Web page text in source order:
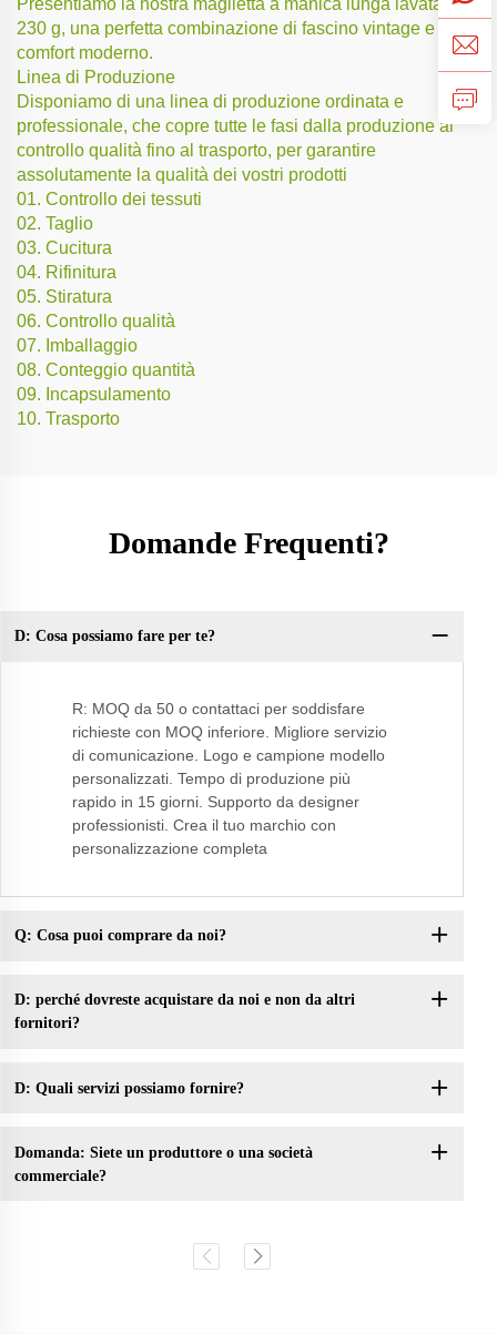
230 g, una perfetta combinazione di fascino vintage e
comfort moderno.
Linea di Produzione
Disponiamo di una linea di produzione ordinata e
professionale, che copre tutte le fasi dalla produzione al
controllo qualità fino al trasporto, per garantire
assolutamente la qualità dei vostri prodotti
01. Controllo dei tessuti
02. Taglio
03. Cucitura
04. Rifinitura
05. Stiratura
06. Controllo qualità
07. Imballaggio
08. Conteggio quantità
09. Incapsulamento
10. Trasporto
Domande Frequenti?
D: Cosa possiamo fare per te?
R: MOQ da 50 o contattaci per soddisfare
richieste con MOQ inferiore. Migliore servizio
di comunicazione. Logo e campione modello
personalizzati. Tempo di produzione più
rapido in 15 giorni. Supporto da designer
professionisti. Crea il tuo marchio con
personalizzazione completa
Q: Cosa puoi comprare da noi?
D: perché dovreste acquistare da noi e non da altri
fornitori?
D: Quali servizi possiamo fornire?
Domanda: Siete un produttore o una società
commerciale?